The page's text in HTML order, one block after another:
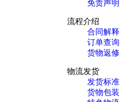
免责声明
流程介绍
合同解释
订单查询
货物返修
物流发货
发货标准
货物包装